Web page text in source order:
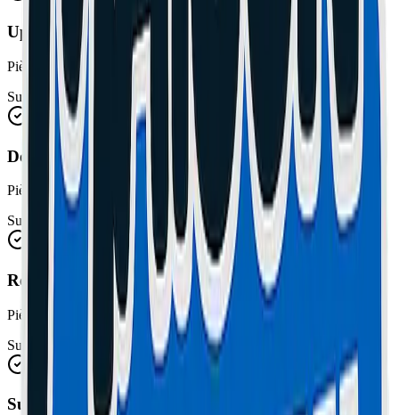
Upgrade RAM
Pièces et main d'œuvre incluses
Sur devis
Dépoussiérage Ventilateurs
Pièces et main d'œuvre incluses
Sur devis
Remplacement Batteries
Pièces et main d'œuvre incluses
Sur devis
Suppression Virus